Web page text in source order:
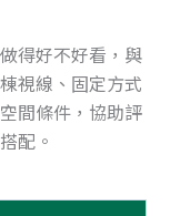
得好不好看，與
視線、固定方式
間條件，協助評
配。